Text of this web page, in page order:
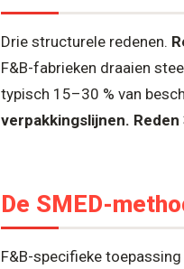
Drie structurele redenen.
F&B-fabrieken draaien
typisch 15–30 % van
verpakkingslijnen.
De SMED-
F&B-specifieke